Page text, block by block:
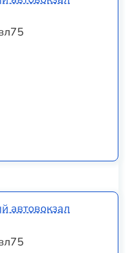
автовокзал